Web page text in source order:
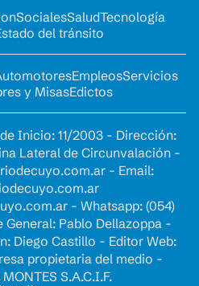
SocialesSaludTecnología
del tránsito
EmpleosServicios
y MisasEdictos
Inicio: 11/2003 - Dirección:
Lateral de Circunvalación -
- Email:
- Whatsapp: (054)
Pablo Dellazoppa -
Diego Castillo - Editor Web:
propietaria del medio -
S.A.C.I.F.